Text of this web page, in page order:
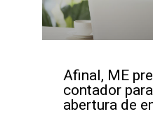
Afinal, ME
contador
abertura de